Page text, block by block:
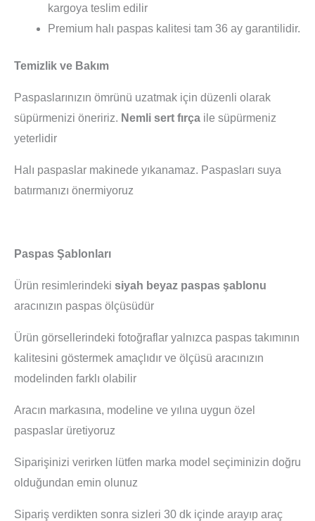
kargoya teslim edilir
Premium halı paspas kalitesi tam 36 ay garantilidir.
Temizlik ve Bakım
Paspaslarınızın ömrünü uzatmak için düzenli olarak
süpürmenizi öneririz. Nemli sert fırça ile süpürmeniz
yeterlidir
Halı paspaslar makinede yıkanamaz. Paspasları suya
batırmanızı önermiyoruz
Paspas Şablonları
Ürün resimlerindeki siyah beyaz paspas şablonu
aracınızın paspas ölçüsüdür
Ürün görsellerindeki fotoğraflar yalnızca paspas takımının
kalitesini göstermek amaçlıdır ve ölçüsü aracınızın
modelinden farklı olabilir
Aracın markasına, modeline ve yılına uygun özel
paspaslar üretiyoruz
Siparişinizi verirken lütfen marka model seçiminizin doğru
olduğundan emin olunuz
Sipariş verdikten sonra sizleri 30 dk içinde arayıp araç